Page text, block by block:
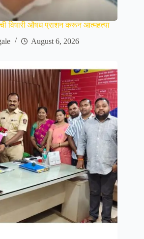
विषारी औषध प्राशन करून आत्महत्या
August 6, 2026